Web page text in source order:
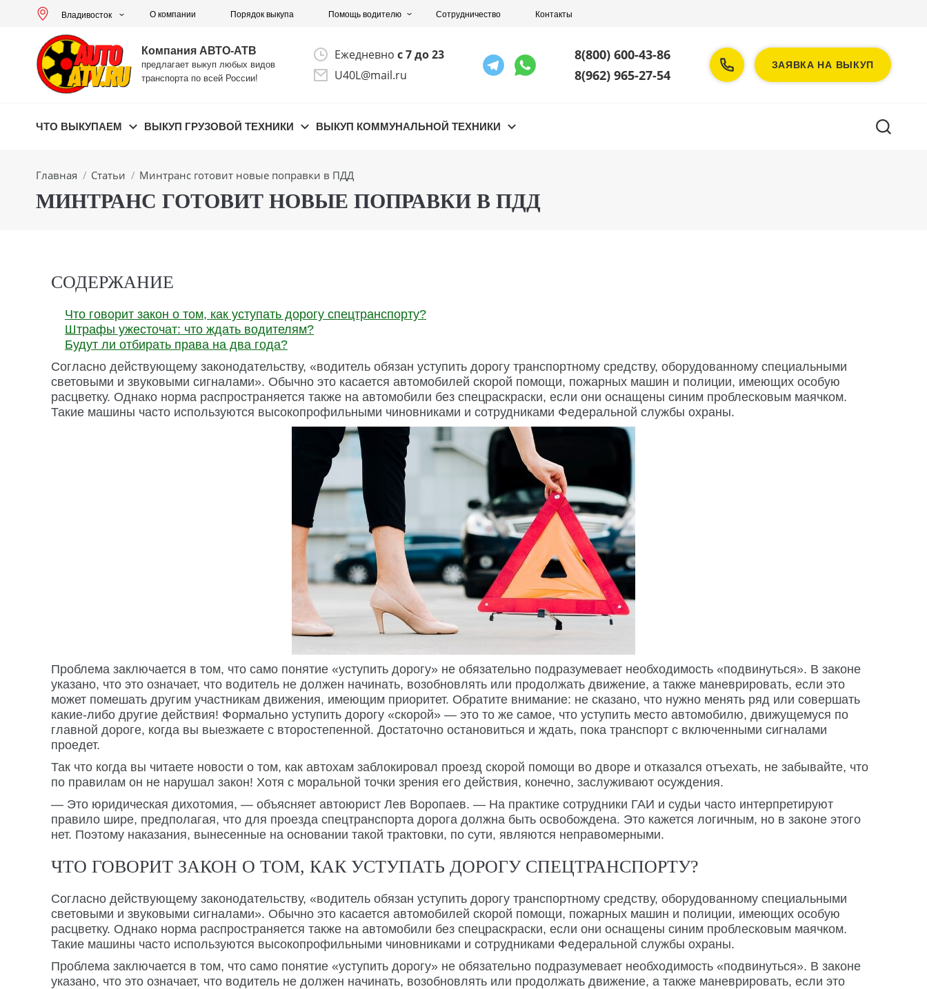
Владивосток О компании Порядок выкупа Помощь водителю Сотрудничество Контакты
Компания АВТО-АТВ
предлагает выкуп любых видов
транспорта по всей России!
Ежедневнос 7 до 23
U40L@mail.ru
8(800) 600-43-86
8(962) 965-27-54
ЗАЯВКА НА ВЫКУП
ЧТО ВЫКУПАЕМ ВЫКУП ГРУЗОВОЙ ТЕХНИКИ ВЫКУП КОММУНАЛЬНОЙ ТЕХНИКИ
Вы здесь:
Главная Статьи Минтранс готовит новые поправки в ПДД
МИНТРАНС ГОТОВИТ НОВЫЕ ПОПРАВКИ В ПДД
СОДЕРЖАНИЕ
Что говорит закон о том, как уступать дорогу спецтранспорту?
Штрафы ужесточат: что ждать водителям?
Будут ли отбирать права на два года?
Согласно действующему законодательству, «водитель обязан уступить дорогу транспортному средству, оборудованному специальными
световыми и звуковыми сигналами». Обычно это касается автомобилей скорой помощи, пожарных машин и полиции, имеющих особую
расцветку. Однако норма распространяется также на автомобили без спецраскраски, если они оснащены синим проблесковым маячком.
Такие машины часто используются высокопрофильными чиновниками и сотрудниками Федеральной службы охраны.
Проблема заключается в том, что само понятие «уступить дорогу» не обязательно подразумевает необходимость «подвинуться». В законе
указано, что это означает, что водитель не должен начинать, возобновлять или продолжать движение, а также маневрировать, если это
может помешать другим участникам движения, имеющим приоритет. Обратите внимание: не сказано, что нужно менять ряд или совершать
какие-либо другие действия! Формально уступить дорогу «скорой» — это то же самое, что уступить место автомобилю, движущемуся по
главной дороге, когда вы выезжаете с второстепенной. Достаточно остановиться и ждать, пока транспорт с включенными сигналами
проедет.
Так что когда вы читаете новости о том, как автохам заблокировал проезд скорой помощи во дворе и отказался отъехать, не забывайте, что
по правилам он не нарушал закон! Хотя с моральной точки зрения его действия, конечно, заслуживают осуждения.
— Это юридическая дихотомия, — объясняет автоюрист Лев Воропаев. — На практике сотрудники ГАИ и судьи часто интерпретируют
правило шире, предполагая, что для проезда спецтранспорта дорога должна быть освобождена. Это кажется логичным, но в законе этого
нет. Поэтому наказания, вынесенные на основании такой трактовки, по сути, являются неправомерными.
ЧТО ГОВОРИТ ЗАКОН О ТОМ, КАК УСТУПАТЬ ДОРОГУ СПЕЦТРАНСПОРТУ?
Согласно действующему законодательству, «водитель обязан уступить дорогу транспортному средству, оборудованному специальными
световыми и звуковыми сигналами». Обычно это касается автомобилей скорой помощи, пожарных машин и полиции, имеющих особую
расцветку. Однако норма распространяется также на автомобили без спецраскраски, если они оснащены синим проблесковым маячком.
Такие машины часто используются высокопрофильными чиновниками и сотрудниками Федеральной службы охраны.
Проблема заключается в том, что само понятие «уступить дорогу» не обязательно подразумевает необходимость «подвинуться». В законе
указано, что это означает, что водитель не должен начинать, возобновлять или продолжать движение, а также маневрировать, если это